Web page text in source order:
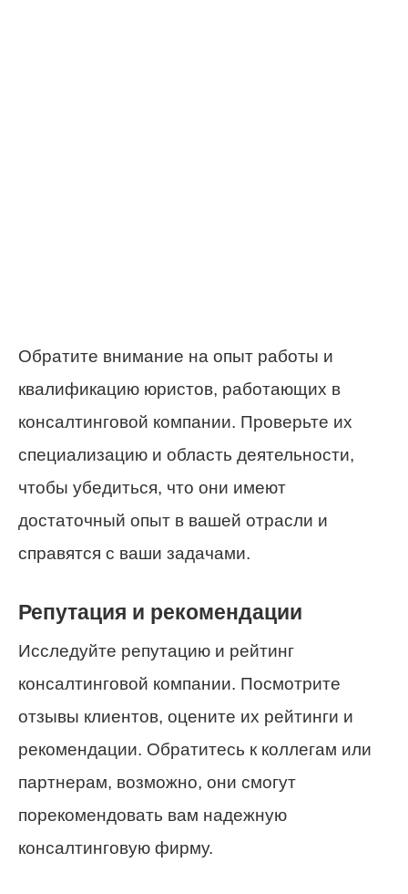
Обратите внимание на опыт работы и
квалификацию юристов, работающих в
консалтинговой компании. Проверьте их
специализацию и область деятельности,
чтобы убедиться, что они имеют
достаточный опыт в вашей отрасли и
справятся с ваши задачами.
Репутация и рекомендации
Исследуйте репутацию и рейтинг
консалтинговой компании. Посмотрите
отзывы клиентов, оцените их рейтинги и
рекомендации. Обратитесь к коллегам или
партнерам, возможно, они смогут
порекомендовать вам надежную
консалтинговую фирму.